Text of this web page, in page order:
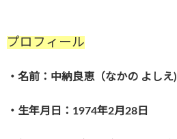
プロフィール
・名前：中納良恵（なかの よしえ)
・生年月日：1974年2月28日